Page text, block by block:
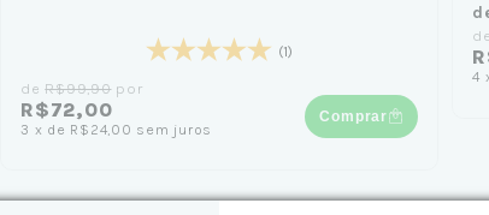
(1)
deR$99,90por
R$72,00
3 x de R$24,00 sem juros
Comprar
4